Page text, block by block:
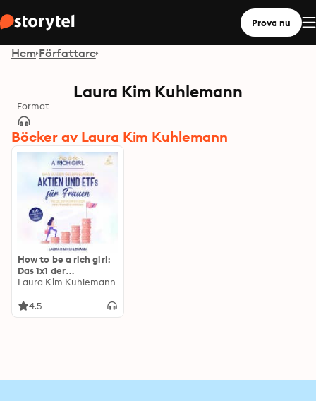
Prova nu
Hem Författare
Laura Kim Kuhlemann
Format
Böcker av Laura Kim Kuhlemann
How to be a rich girl:
Das 1x1 der
Geldanlage in Aktien
Wie Sie zur Königin
Laura Kim Kuhlemann
4.5